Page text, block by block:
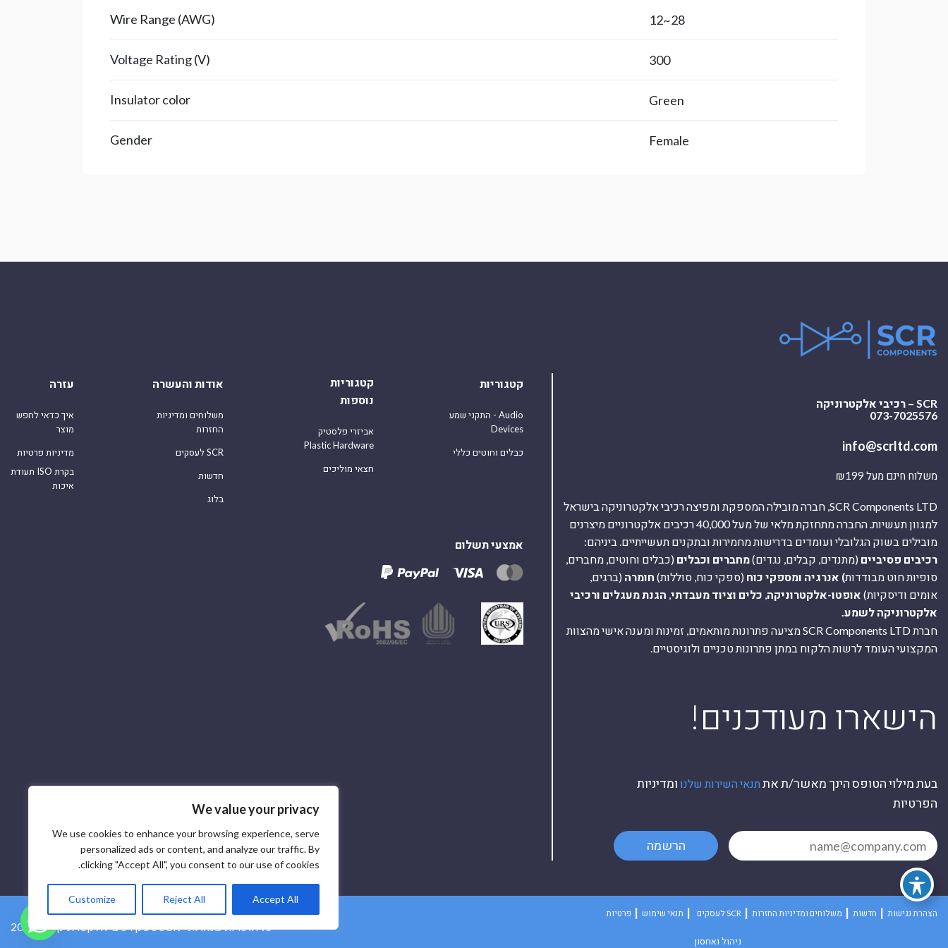
We value your privacy
We use cookies to enhance your browsing experience, serve
personalized ads or content, and analyze our traffic. By
clicking "Accept All", you consent to our use of cookies.
Customize Reject All Accept All
Wire Range (AWG) 28~12
Voltage Rating (V) 300
Insulator color Green
Gender Female
SCR – רכיבי אלקטרוניקה
073-7025576
info@scrltd.com
משלוח חינם מעל ₪199
SCR Components LTD, חברה מובילה המספקת ומפיצה רכיבי אלקטרוניקה בישראל
למגוון תעשיות. החברה מתחזקת מלאי של מעל 40,000 רכיבים אלקטרוניים מיצרנים
מובילים בשוק הגלובלי ועומדים בדרישות מחמירות ובתקנים תעשייתיים. ביניהם:
רכיבים פסיביים (מתנדים, קבלים, נגדים)מחברים וכבלים (כבלים וחוטים, מחברים,
סופיות חוט מבודדות) אנרגיה ומספקי כוח (ספקי כוח, סוללות) חומרה (ברגים,
אומים ודיסקיות) אופטו-אלקטרוניקה כלים וציוד מעבדתי הגנת מעגלים ורכיבי
אלקטרוניקה לשמע.
חברת SCR Components LTD מציעה פתרונות מותאמים, זמינות ומענה אישי מהצוות
המקצועי העומד לרשות הלקוח במתן פתרונות טכניים ולוגיסטיים.
!הישארו מעודכנים
בעת מילוי הטופס הינך מאשר/ת את תנאי השירות שלנו ומדיניות
הפרטיות
הרשמה
קטגוריות
התקני שמע - Audio
Devices
כבלים וחוטים כללי
קטגוריות
נוספות
אביזרי פלסטיק
Plastic Hardware
חצאי מוליכים
אודות והעשרה
משלוחים ומדיניות
החזרות
לעסקים SCR
חדשות
בלוג
עזרה
איך כדאי לחפש
מוצר
מדיניות פרטיות
תעודת ISO בקרת
איכות
אמצעי תשלום
2026 © ספק רכיבי אלקטרוניקה SCR - כל הזכויות שמורות
פרטיות תנאי שימוש לעסקים SCR
ניהול ואחסון
משלוחים ומדיניות החזרות חדשות הצהרת נגישות